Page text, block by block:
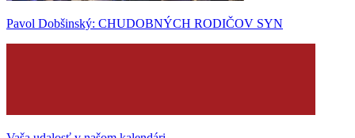
Pavol Dobšinský: CHUDOBNÝCH RODIČOV SYN